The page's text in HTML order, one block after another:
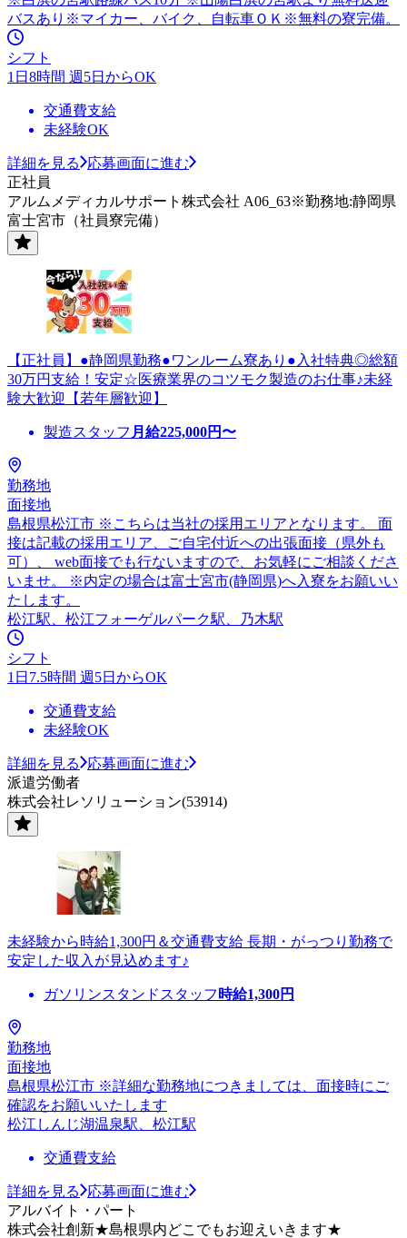
バスあり※マイカー、バイク、自転車ＯＫ※無料の寮完備。
シフト
1日8時間 週5日からOK
交通費支給
未経験OK
詳細を見る
応募画面に進む
正社員
アルムメディカルサポート株式会社 A06_63※勤務地:静岡県
富士宮市（社員寮完備）
【正社員】●静岡県勤務●ワンルーム寮あり●入社特典◎総額
30万円支給！安定☆医療業界のコツモク製造のお仕事♪未経
験大歓迎【若年層歓迎】
製造スタッフ 月給225,000円〜
勤務地
面接地
島根県松江市 ※こちらは当社の採用エリアとなります。 面
接は記載の採用エリア、ご自宅付近への出張面接（県外も
可）、 web面接でも行ないますので、お気軽にご相談くださ
いませ。 ※内定の場合は富士宮市(静岡県)へ入寮をお願いい
たします。
松江駅、松江フォーゲルパーク駅、乃木駅
シフト
1日7.5時間 週5日からOK
交通費支給
未経験OK
詳細を見る
応募画面に進む
派遣労働者
株式会社レソリューション(53914)
未経験から時給1,300円＆交通費支給 長期・がっつり勤務で
安定した収入が見込めます♪
ガソリンスタンドスタッフ 時給1,300円
勤務地
面接地
島根県松江市 ※詳細な勤務地につきましては、面接時にご
確認をお願いいたします
松江しんじ湖温泉駅、松江駅
交通費支給
詳細を見る
応募画面に進む
アルバイト・パート
株式会社創新★島根県内どこでもお迎えいきます★